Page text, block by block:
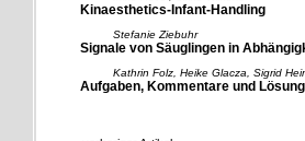
Kinaesthetics-Infant-Handling
Stefanie Ziebuhr
Signale von Säuglingen in
Kathrin Folz, Heike Glacza, Sigrid
Aufgaben, Kommentare und